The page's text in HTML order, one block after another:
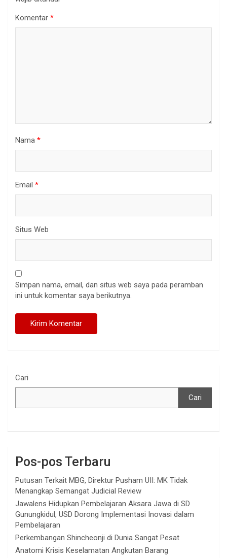
Komentar *
Nama *
Email *
Situs Web
Simpan nama, email, dan situs web saya pada peramban
ini untuk komentar saya berikutnya.
Cari
Cari
Pos-pos Terbaru
Putusan Terkait MBG, Direktur Pusham UII: MK Tidak
Menangkap Semangat Judicial Review
Jawalens Hidupkan Pembelajaran Aksara Jawa di SD
Gunungkidul, USD Dorong Implementasi Inovasi dalam
Pembelajaran
Perkembangan Shincheonji di Dunia Sangat Pesat
Anatomi Krisis Keselamatan Angkutan Barang